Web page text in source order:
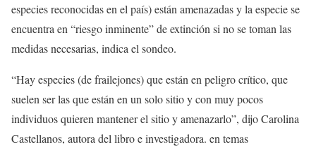
especies reconocidas en el país) están amenazadas y la especie se
encuentra en “riesgo inminente” de extinción si no se toman las
medidas necesarias, indica el sondeo.
“Hay especies (de frailejones) que están en peligro crítico, que
suelen ser las que están en un solo sitio y con muy pocos
individuos quieren mantener el sitio y amenazarlo”, dijo Carolina
Castellanos, autora del libro e investigadora. en temas